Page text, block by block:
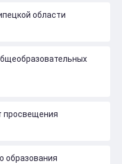
области
просвещения
образования